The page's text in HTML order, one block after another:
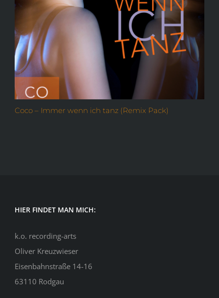
Coco – Immer wenn ich tanz (Remix Pack)
HIER FINDET MAN MICH:
k.o. recording-arts
Oliver Kreuzwieser
Eisenbahnstraße 14-16
63110 Rodgau